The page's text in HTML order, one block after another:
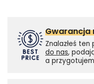
Gwarancja
Znalazłeś
do nas,
a